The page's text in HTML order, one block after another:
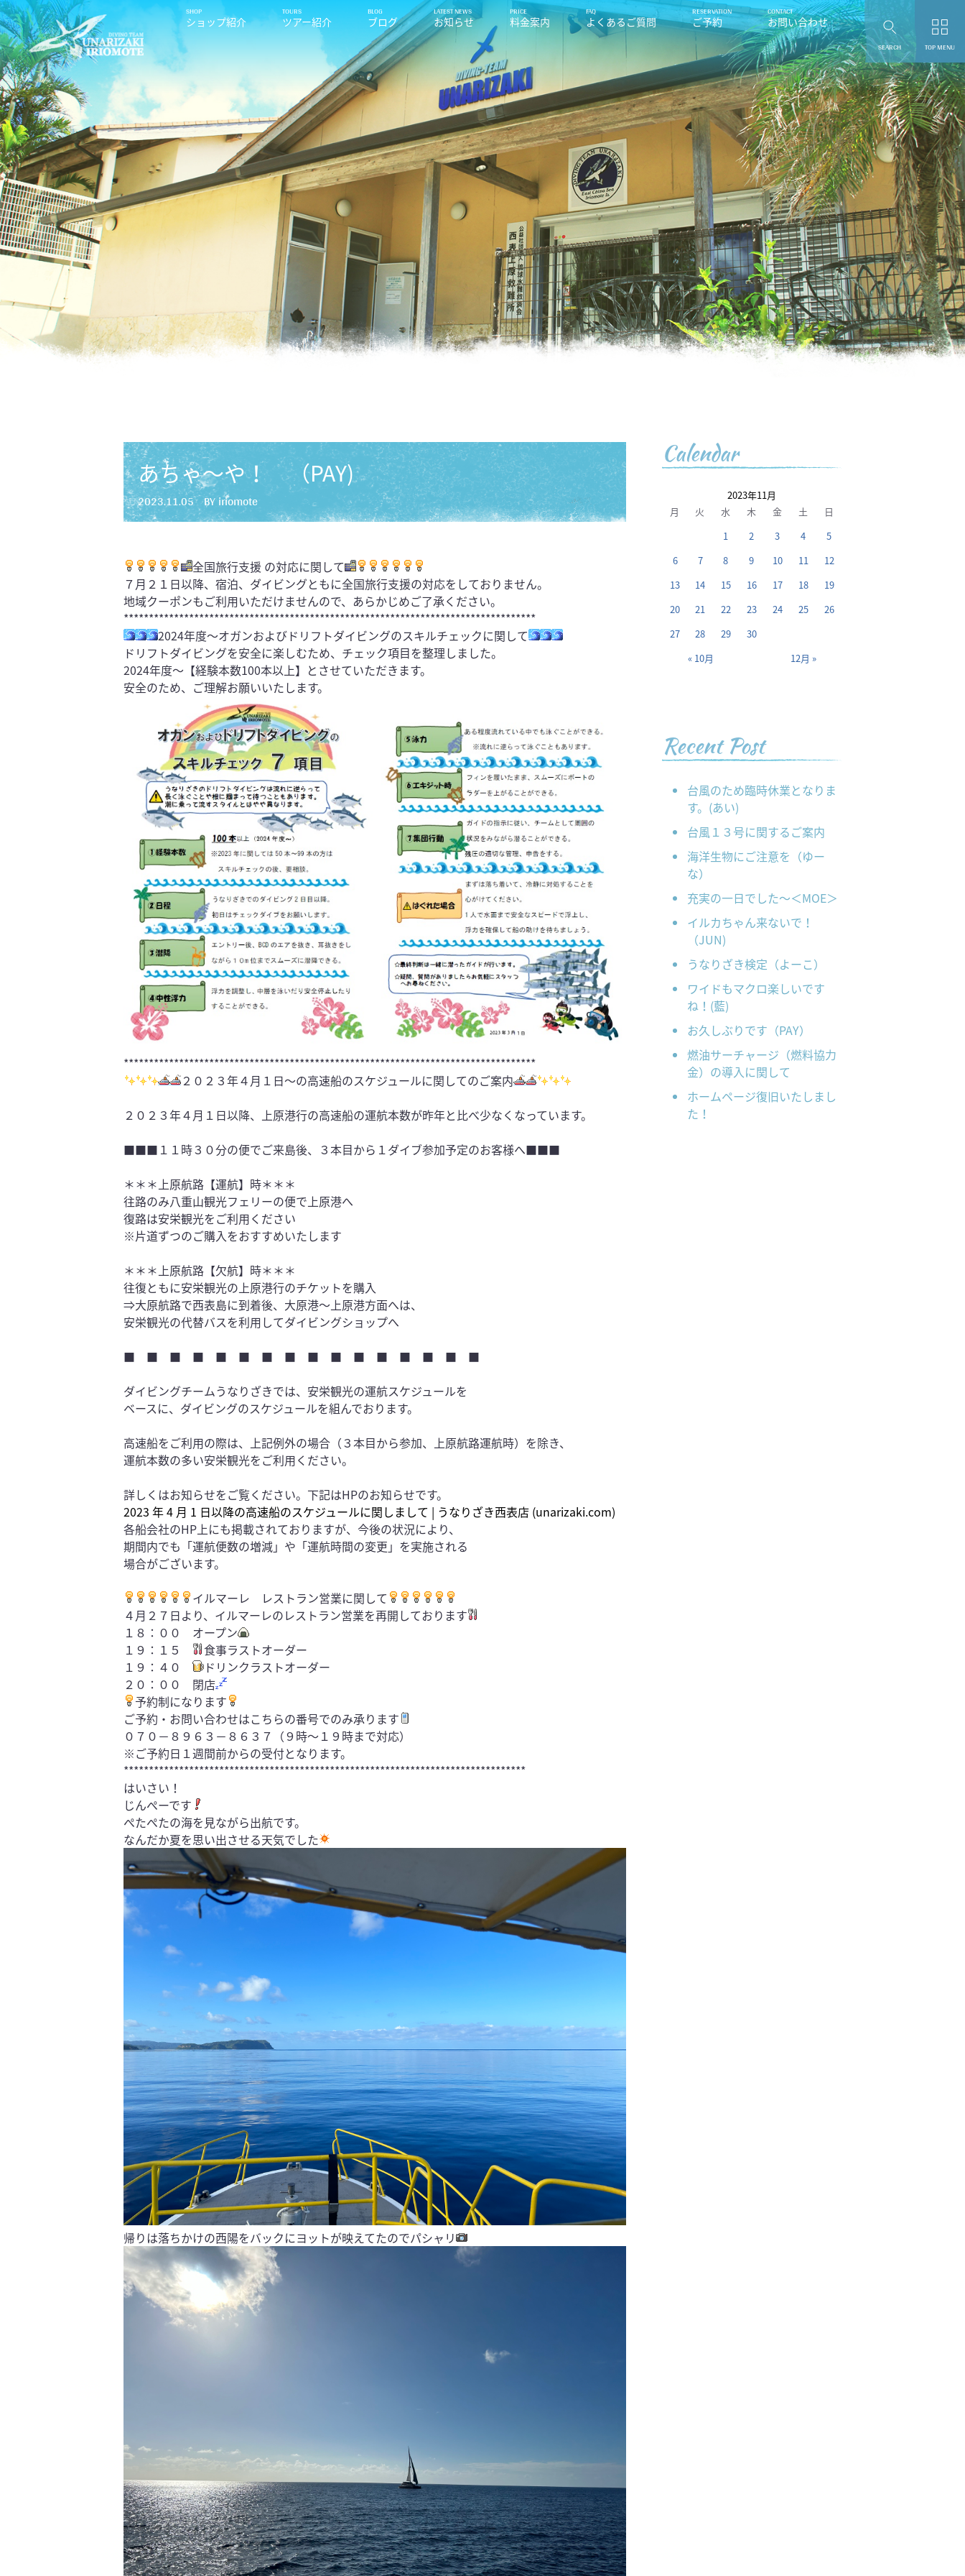
ショップ紹介 ツアー紹介 ブログ お知らせ 料金案内 よくあるご質問 ご予約 お問い合わせ
SEARCH TOP MENU
Calendar
2023年11月
月
火 水 木 金 土 日
« 10月 12月 »
1 2 3 4
5
6
7 8 9 10 11
12
13
14 15 16 17 18
19
20
21 22 23 24 25
26
27
28 29 30
Recent Post
台風のため臨時休業となりま
す。(あい)
台風１３号に関するご案内
海洋生物にご注意を（ゆー
な）
充実の一日でした～＜MOE＞
イルカちゃん来ないで！
（JUN)
うなりざき検定（よーこ）
ワイドもマクロ楽しいです
ね！(藍)
お久しぶりです（PAY）
燃油サーチャージ（燃料協力
金）の導入に関して
ホームページ復旧いたしまし
た！
あちゃ〜や！ （PAY)
2023.11.05 BY iriomote
全国旅行支援 の対応に関して
７月２１日以降、宿泊、ダイビングともに全国旅行支援の対応をしておりません。
地域クーポンもご利用いただけませんので、あらかじめご了承ください。
**********************************************************************************
2024年度～オガンおよびドリフトダイビングのスキルチェックに関して
ドリフトダイビングを安全に楽しむため、チェック項目を整理しました。
2024年度～【経験本数100本以上】とさせていただきます。
安全のため、ご理解お願いいたします。
**********************************************************************************
２０２３年４月１日～の高速船のスケジュールに関してのご案内
２０２３年４月１日以降、上原港行の高速船の運航本数が昨年と比べ少なくなっています。
■■■１１時３０分の便でご来島後、３本目から１ダイブ参加予定のお客様へ■■■
＊＊＊上原航路【運航】時＊＊＊
往路のみ八重山観光フェリーの便で上原港へ
復路は安栄観光をご利用ください
※片道ずつのご購入をおすすめいたします
＊＊＊上原航路【欠航】時＊＊＊
往復ともに安栄観光の上原港行のチケットを購入
⇒大原航路で西表島に到着後、大原港～上原港方面へは、
安栄観光の代替バスを利用してダイビングショップへ
■ ■ ■ ■ ■ ■ ■ ■ ■ ■ ■ ■ ■ ■ ■ ■
ダイビングチームうなりざきでは、安栄観光の運航スケジュールを
ベースに、ダイビングのスケジュールを組んでおります。
高速船をご利用の際は、上記例外の場合（３本目から参加、上原航路運航時）を除き、
運航本数の多い安栄観光をご利用ください。
詳しくはお知らせをご覧ください。下記はHPのお知らせです。
2023 年 4 月 1 日以降の高速船のスケジュールに関しまして | うなりざき西表店 (unarizaki.com)
各船会社のHP上にも掲載されておりますが、今後の状況により、
期間内でも「運航便数の増減」や「運航時間の変更」を実施される
場合がございます。
イルマーレ レストラン営業に関して
４月２７日より、イルマーレのレストラン営業を再開しております
１８：００ オープン
１９：１５
食事ラストオーダー
１９：４０
ドリンクラストオーダー
２０：００ 閉店
予約制になります
ご予約・お問い合わせはこちらの番号でのみ承ります
０７０−８９６３−８６３７（９時～１９時まで対応）
※ご予約日１週間前からの受付となります。
********************************************************************************
はいさい！
じんぺーです
ぺたぺたの海を見ながら出航です。
なんだか夏を思い出させる天気でした
帰りは落ちかけの西陽をバックにヨットが映えてたのでパシャリ